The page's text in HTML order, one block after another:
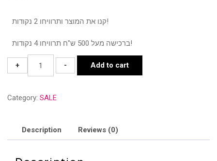
קנו את המוצר ותרוויחו 2 נקודות!
ברכישה מעל 500 ש"ח תרוויחו 4 נקודות!
+
Pure
-
quantity
- Add to cart
Category: SALE
Description Reviews (0)